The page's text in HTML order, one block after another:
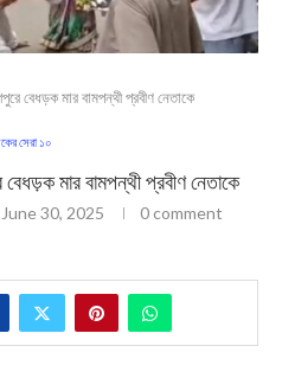
বেধড়ক মার বামপন্থী প্রবীণ নেতাকে
সেরা ১০
মার বামপন্থী প্রবীণ নেতাকে
June 30, 2025 0 comment